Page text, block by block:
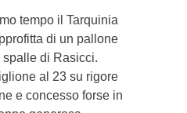
tempo il Tarquinia
di un pallone
spalle di Rasicci.
al 23 su rigore
e concesso forse in